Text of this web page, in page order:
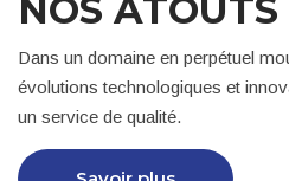
NOS ATOUTS
Dans un domaine en perpétuel
évolutions technologiques et
un service de qualité.